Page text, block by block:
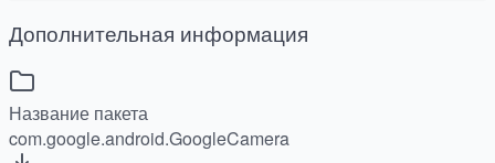
Дополнительная информация
Название пакета
com.google.android.GoogleCamera